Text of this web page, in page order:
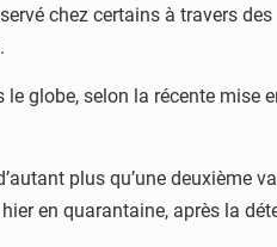
chez certains à travers des
globe, selon la récente mise
plus qu’une deuxième
en quarantaine, après la